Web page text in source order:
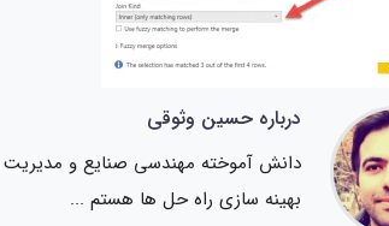
درباره حسین وثوقی
دانش آموخته مهندسی صنایع و مدیریت
بهینه سازی راه حل ها هستم ...